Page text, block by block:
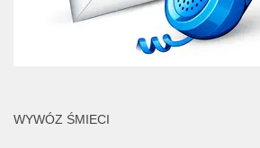
WYWÓZ ŚMIECI